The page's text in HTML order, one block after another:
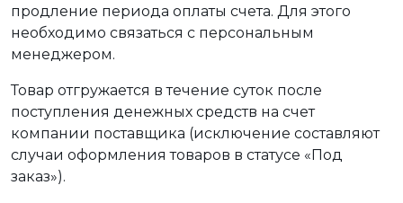
продление периода оплаты счета. Для этого
необходимо связаться с персональным
менеджером.
Товар отгружается в течение суток после
поступления денежных средств на счет
компании поставщика (исключение составляют
случаи оформления товаров в статусе «Под
заказ»).